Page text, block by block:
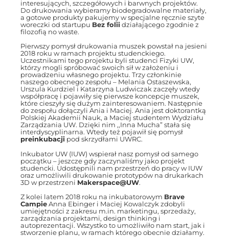
interesujących, szczegółowych i barwnych projektów.
Do drukowania wybieramy biodegradowalne materiały,
a gotowe produkty pakujemy w specjalne ręcznie szyte
woreczki od startupu Bez folii działającego zgodnie z
filozofią no waste.
Pierwszy pomysł drukowania muszek powstał na jesieni
2018 roku w ramach projektu studenckiego.
Uczestnikami tego projektu byli studenci Fizyki UW,
którzy mogli spróbować swoich sił w założeniu i
prowadzeniu własnego projektu. Trzy członkinie
naszego obecnego zespołu – Melania Ostaszewska,
Urszula Kurdziel i Katarzyna Ludwiczak zaczęły wtedy
współpracę i pojawiły się pierwsze koncepcje muszek,
które cieszyły się dużym zainteresowaniem. Następnie
do zespołu dołączyli Ania i Maciej. Ania jest doktorantką
Polskiej Akademii Nauk, a Maciej studentem Wydziału
Zarządzania UW. Dzięki nim ,,Inna Mucha” stała się
interdyscyplinarna. Wtedy też pojawił się pomysł
preinkubacji pod skrzydłami UWRC.
Inkubator UW (IUW) wspierał nasz pomysł od samego
początku – jeszcze gdy zaczynaliśmy jako projekt
studencki. Udostępnili nam przestrzeń do pracy w IUW
oraz umożliwili drukowanie prototypów na drukarkach
3D w przestrzeni Makerspace@UW.
Z kolei latem 2018 roku na inkubatorowym Brave
Campie Anna Ebinger i Maciej Kowalczyk zdobyli
umiejętności z zakresu m.in. marketingu, sprzedaży,
zarządzania projektami, design thinking i
autoprezentacji. Wszystko to umożliwiło nam start, jak i
stworzenie planu, w ramach którego obecnie działamy.